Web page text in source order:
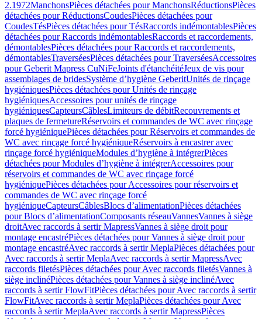
2.1972ManchonsPièces détachées pour ManchonsRéductionsPièces
détachées pour RéductionsCoudesPièces détachées pour
CoudesTésPièces détachées pour TésRaccords indémontablesPièces
détachées pour Raccords indémontablesRaccords et raccordements,
démontablesPièces détachées pour Raccords et raccordements,
démontablesTraverséesPièces détachées pour TraverséesAccessoires
pour Geberit Mapress CuNiFeJoints d'étanchéitéJeux de vis pour
assemblages de bridesSystème d’hygiène GeberitUnités de rinçage
hygiéniquesPièces détachées pour Unités de rinçage
hygiéniquesAccessoires pour unités de rinçage
hygiéniquesCapteursCâblesLimiteurs de débitRecouvrements et
plaques de fermetureRéservoirs et commandes de WC avec rinçage
forcé hygiéniquePièces détachées pour Réservoirs et commandes de
WC avec rinçage forcé hygiéniqueRéservoirs à encastrer avec
rinçage forcé hygiéniqueModules d’hygiène à intégrerPièces
détachées pour Modules d’hygiène à intégrerAccessoires pour
réservoirs et commandes de WC avec rinçage forcé
hygiéniquePièces détachées pour Accessoires pour réservoirs et
commandes de WC avec rinçage forcé
hygiéniqueCapteursCâblesBlocs d’alimentationPièces détachées
pour Blocs d’alimentationComposants réseauVannesVannes à siège
droitAvec raccords à sertir MapressVannes à siège droit pour
montage encastréPièces détachées pour Vannes à siège droit pour
montage encastréAvec raccords à sertir MeplaPièces détachées pour
Avec raccords à sertir MeplaAvec raccords à sertir MapressAvec
raccords filetésPièces détachées pour Avec raccords filetésVannes à
siège inclinéPièces détachées pour Vannes à siège inclinéAvec
raccords à sertir FlowFitPièces détachées pour Avec raccords à sertir
FlowFitAvec raccords à sertir MeplaPièces détachées pour Avec
raccords à sertir MeplaAvec raccords à sertir MapressPièces